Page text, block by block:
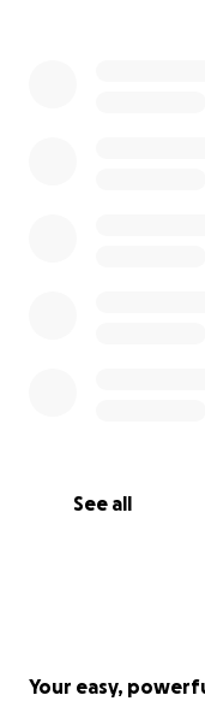
See all
Sparkasse NB-DM
Your easy,